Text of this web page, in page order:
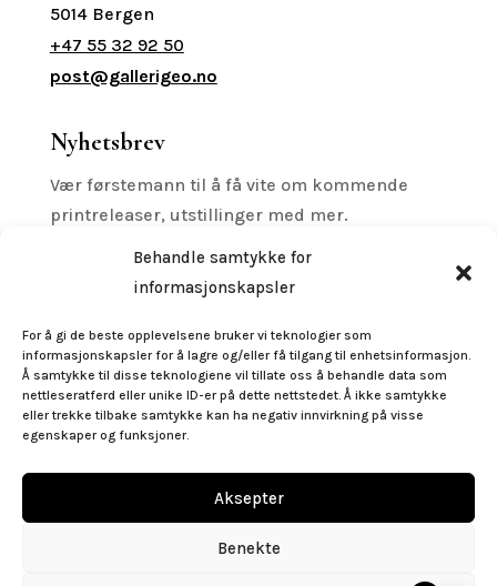
Behandle samtykke for
informasjonskapsler
For å gi de beste opplevelsene bruker vi teknologier som
informasjonskapsler for å lagre og/eller få tilgang til enhetsinformasjon.
Å samtykke til disse teknologiene vil tillate oss å behandle data som
nettleseratferd eller unike ID-er på dette nettstedet. Å ikke samtykke
eller trekke tilbake samtykke kan ha negativ innvirkning på visse
egenskaper og funksjoner.
Aksepter
Benekte
5014 Bergen
+47 55 32 92 50
post@gallerigeo.no
Nyhetsbrev
Vær førstemann til å få vite om kommende
printreleaser, utstillinger med mer.
Subscribe
Følg oss
post@gallerigeo.no|+47 55 32 92 50